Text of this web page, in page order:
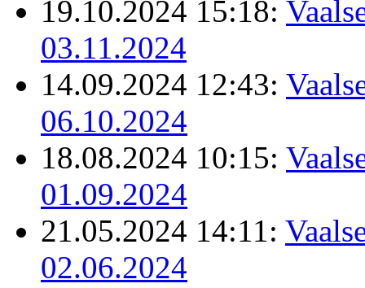
19.10.2024 15:18:
03.11.2024
14.09.2024 12:43:
06.10.2024
18.08.2024 10:15:
01.09.2024
21.05.2024 14:11:
02.06.2024